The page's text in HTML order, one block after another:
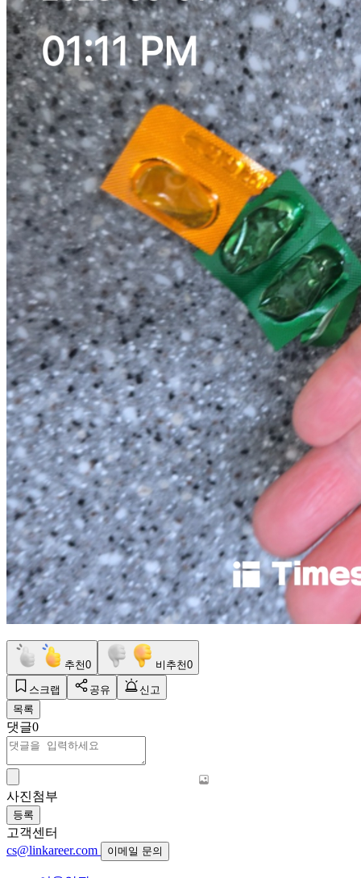
추천0 비추천0
스크랩 공유
신고
목록
댓글0
사진첨부
등록
고객센터
cs@linkareer.com
이메일 문의